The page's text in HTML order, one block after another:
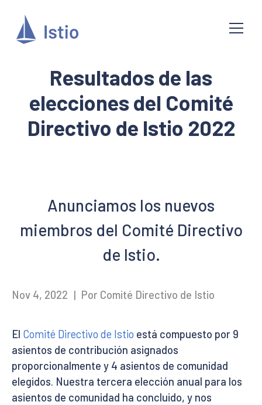
Resultados de las
elecciones del Comité
Directivo de Istio 2022
Anunciamos los nuevos
miembros del Comité Directivo
de Istio.
Nov 4, 2022 | Por Comité Directivo de Istio
El Comité Directivo de Istio está compuesto por 9
asientos de contribución asignados
proporcionalmente y 4 asientos de comunidad
elegidos. Nuestra tercera elección anual para los
asientos de comunidad ha concluido, y nos